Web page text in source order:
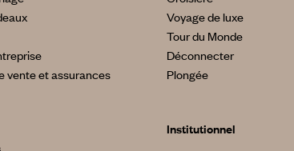
vente et assurances
Voyage de luxe
Tour du Monde
Déconnecter
Plongée
Institutionnel